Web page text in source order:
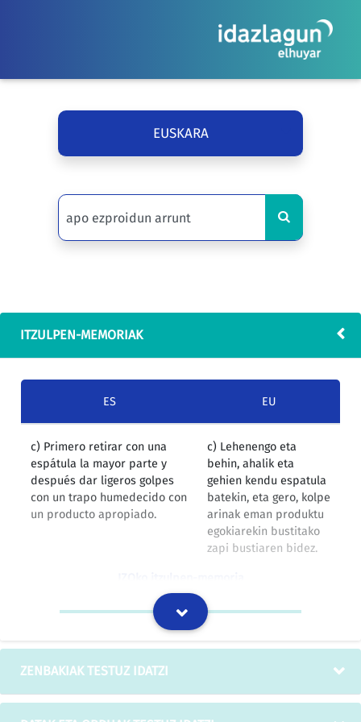
EUSKARA
ITZULPEN-MEMORIAK
ES EU
c) Primero retirar con una
espátula la mayor parte y
después dar ligeros golpes
con un trapo humedecido con
un producto apropiado.
c) Lehenengo eta
behin, ahalik eta
gehien kendu espatula
batekin, eta gero, kolpe
arinak eman produktu
egokiarekin bustitako
zapi bustiaren bidez.
d) Primero elegir el champú o
bien empapado frotar la
d) Lehenengo eta
batekin igurtzi aldea.
ZENBAKIAK TESTUZ IDATZI